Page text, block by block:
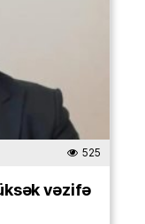
525
vəzifə